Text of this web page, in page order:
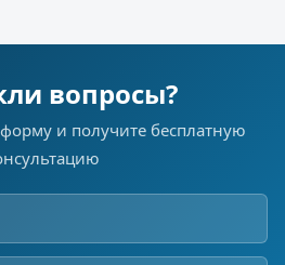
вопросы?
и получите бесплатную